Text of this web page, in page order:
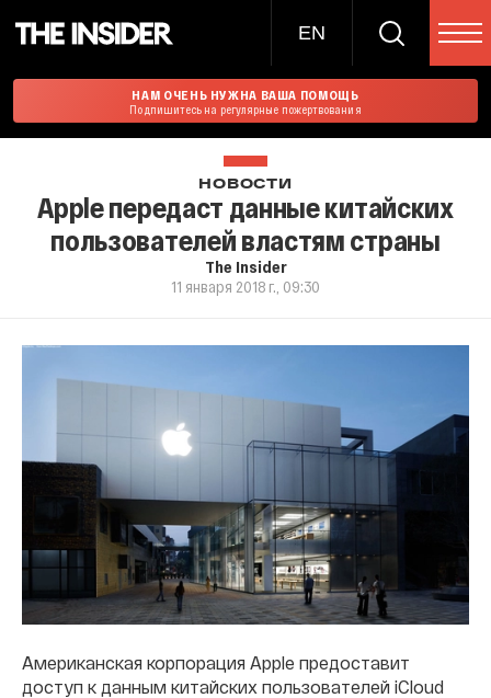
EN
НАМ ОЧЕНЬ НУЖНА ВАША ПОМОЩЬ
Подпишитесь на регулярные пожертвования
НОВОСТИ
Apple передаст данные китайских
пользователей властям страны
The Insider
11 января 2018 г., 09:30
Американская корпорация Apple предоставит
доступ к данным китайских пользователей iCloud